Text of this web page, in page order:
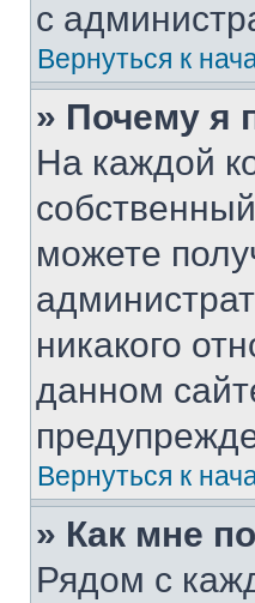
с
Вернуться к
» Почему я
На каждой
можете
никакого
данном
Вернуться к
» Как мне
Рядом с